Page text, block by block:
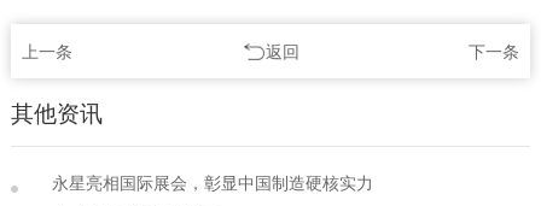
上一条 返回 下一条
其他资讯
永星亮相国际展会，彰显中国制造硬核实力